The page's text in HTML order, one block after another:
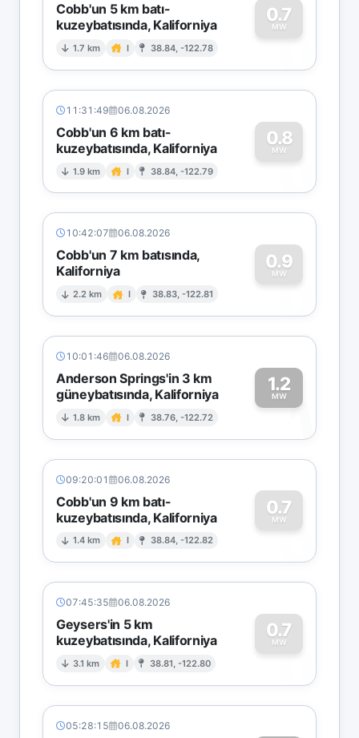
Cobb'un 5 km batı-
kuzeybatısında, Kaliforniya
1.7 km I 38.84, -122.78
0.7
MW
0
11:31:49 06.08.2026
Cobb'un 6 km batı-
kuzeybatısında, Kaliforniya
1.9 km I 38.84, -122.79
0.8
MW
0
10:42:07 06.08.2026
Cobb'un 7 km batısında,
Kaliforniya
2.2 km I 38.83, -122.81
0.9
MW
0
10:01:46 06.08.2026
Anderson Springs'in 3 km
güneybatısında, Kaliforniya
1.8 km I 38.76, -122.72
1.2
MW1
09:20:01 06.08.2026
Cobb'un 9 km batı-
kuzeybatısında, Kaliforniya
1.4 km I 38.84, -122.82
0.7
MW
0
07:45:35 06.08.2026
Geysers'in 5 km
kuzeybatısında, Kaliforniya
3.1 km I 38.81, -122.80
0.7
MW
0
05:28:15 06.08.2026